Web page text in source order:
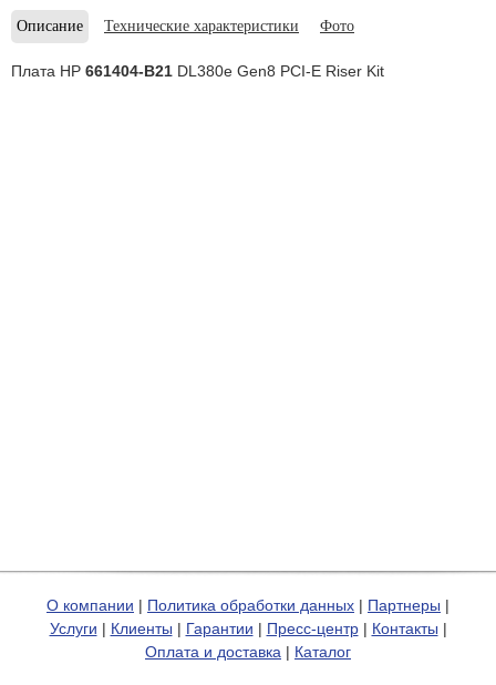
Описание Технические характеристики Фото
Плата HP 661404-B21 DL380e Gen8 PCI-E Riser Kit
О компании | Политика обработки данных | Партнеры |
Услуги | Клиенты | Гарантии | Пресс-центр| Контакты |
Оплата и доставка | Каталог